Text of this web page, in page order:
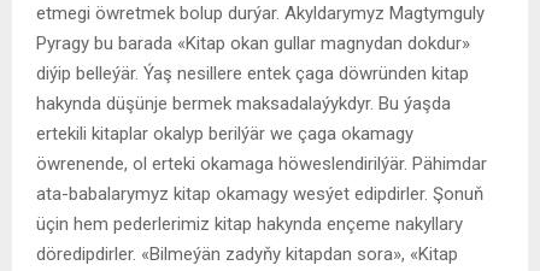
etmegi öwretmek bolup durýar. Akyldarymyz Magtymguly
Pyragy bu barada «Kitap okan gullar magnydan dokdur»
diýip belleýär. Ýaş nesillere entek çaga döwründen kitap
hakynda düşünje bermek maksadalaýykdyr. Bu ýaşda
ertekili kitaplar okalyp berilýär we çaga okamagy
öwrenende, ol erteki okamaga höweslendirilýär. Pähimdar
ata-babalarymyz kitap okamagy wesýet edipdirler. Şonuň
üçin hem pederlerimiz kitap hakynda ençeme nakyllary
döredipdirler. «Bilmeýän zadyňy kitapdan sora», «Kitap